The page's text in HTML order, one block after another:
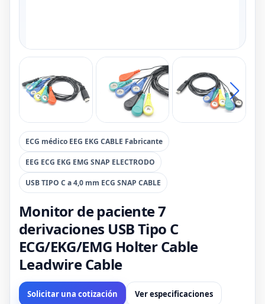
ECG médico EEG EKG CABLE Fabricante
EEG ECG EKG EMG SNAP ELECTRODO
USB TIPO C a 4,0 mm ECG SNAP CABLE
Monitor de paciente 7
derivaciones USB Tipo C
ECG/EKG/EMG Holter Cable
Leadwire Cable
Solicitar una cotización Ver especificaciones